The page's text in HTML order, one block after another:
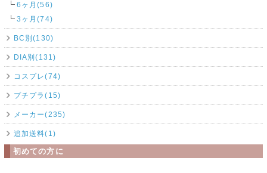
6ヶ月(56)
3ヶ月(74)
BC別(130)
DIA別(131)
コスプレ(74)
プチプラ(15)
メーカー(235)
追加送料(1)
初めての方に